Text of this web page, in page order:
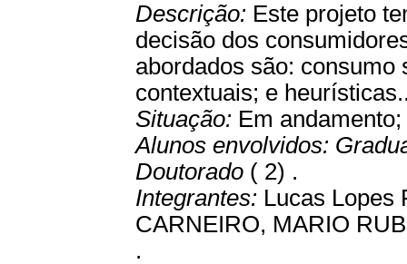
Descrição: Este projeto
decisão dos
abordados são: consumo
contextuais; e
Situação: Em andamento;
Alunos envolvidos:
Doutorado ( 2) .
Integrantes: Lucas Lopes
CARNEIRO, MARIO
.